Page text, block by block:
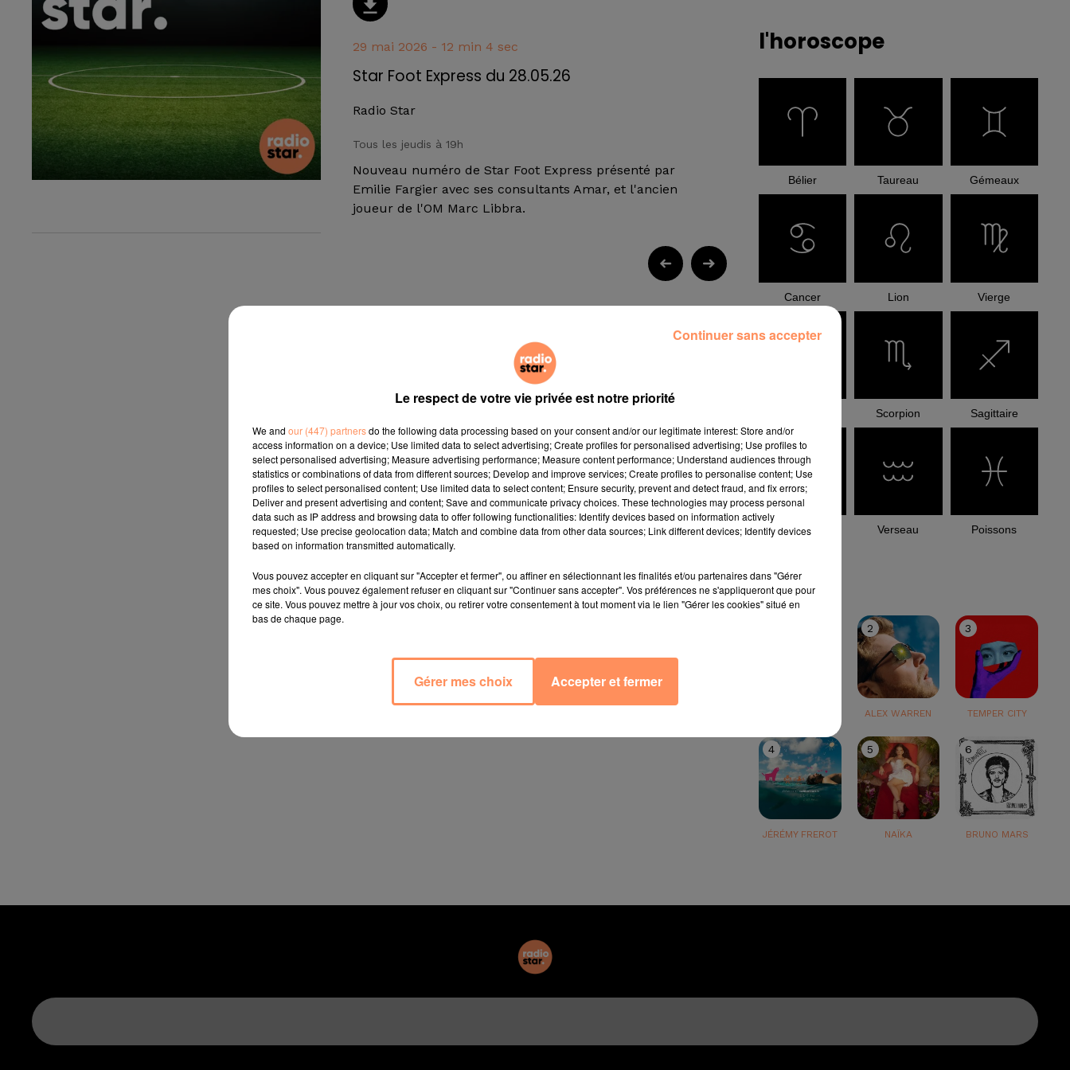
29 mai 2026 - 12 min 4 sec
Star Foot Express du 28.05.26
Radio Star
Tous les jeudis à 19h
Nouveau numéro de Star Foot Express présenté par
Emilie Fargier avec ses consultants Amar, et l'ancien
joueur de l'OM Marc Libbra.
l'horoscope
Bélier Taureau Gémeaux
Cancer Lion Vierge
Scorpion Sagittaire
Capricorne Verseau Poissons
le top
2
ALEX WARREN
3
TEMPER CITY
4
JÉRÉMY FREROT
5
NAÏKA
6
BRUNO MARS
Le respect de votre vie privée est notre priorité
We and our (447) partnersdo the following data processing based on your consent and/or our legitimate interest: Store and/or
access information on a device; Use limited data to select advertising; Create profiles for personalised advertising; Use profiles to
select personalised advertising; Measure advertising performance; Measure content performance; Understand audiences through
statistics or combinations of data from different sources; Develop and improve services; Create profiles to personalise content; Use
profiles to select personalised content; Use limited data to select content; Ensure security, prevent and detect fraud, and fix errors;
Deliver and present advertising and content; Save and communicate privacy choices. These technologies may process personal
data such as IP address and browsing data to offer following functionalities: Identify devices based on information actively
requested; Use precise geolocation data; Match and combine data from other data sources; Link different devices; Identify devices
based on information transmitted automatically.
Vous pouvez accepter en cliquant sur "Accepter et fermer", ou affiner en sélectionnant les finalités et/ou partenaires dans "Gérer
mes choix". Vous pouvez également refuser en cliquant sur "Continuer sans accepter". Vos préférences ne s'appliqueront que pour
ce site. Vous pouvez mettre à jour vos choix, ou retirer votre consentement à tout moment via le lien "Gérer les cookies" situé en
bas de chaque page.
Gérer mes choix Accepter et fermer
Continuer sans accepter